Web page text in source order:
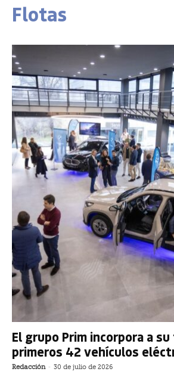
Flotas
El grupo Prim incorpora a
primeros 42 vehículos
Redacción - 30 de julio de 2026